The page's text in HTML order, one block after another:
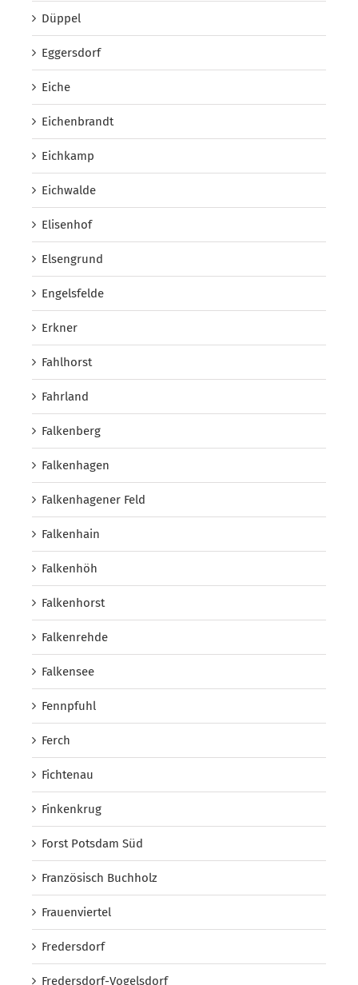
Düppel
Eggersdorf
Eiche
Eichenbrandt
Eichkamp
Eichwalde
Elisenhof
Elsengrund
Engelsfelde
Erkner
Fahlhorst
Fahrland
Falkenberg
Falkenhagen
Falkenhagener Feld
Falkenhain
Falkenhöh
Falkenhorst
Falkenrehde
Falkensee
Fennpfuhl
Ferch
Fichtenau
Finkenkrug
Forst Potsdam Süd
Französisch Buchholz
Frauenviertel
Fredersdorf
Fredersdorf-Vogelsdorf